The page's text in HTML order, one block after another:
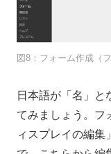
図8：フォーム作成（フ
日本語が「名」と
てみましょう。フ
ィスプレイの編集